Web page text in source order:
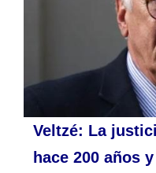
Veltzé: La
hace 200 años